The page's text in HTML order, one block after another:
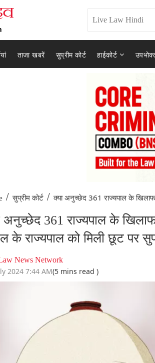
ताजा खबरें सुप्रीम कोर्ट हाईकोर्ट
/ सुप्रीम कोर्ट / क्या अनुच्छेद 361 राज्यपाल के
अनुच्छेद 361 राज्यपाल के
के राज्यपाल को मिली छूट पर
News Network
2024 7:44 AM(5 mins read )